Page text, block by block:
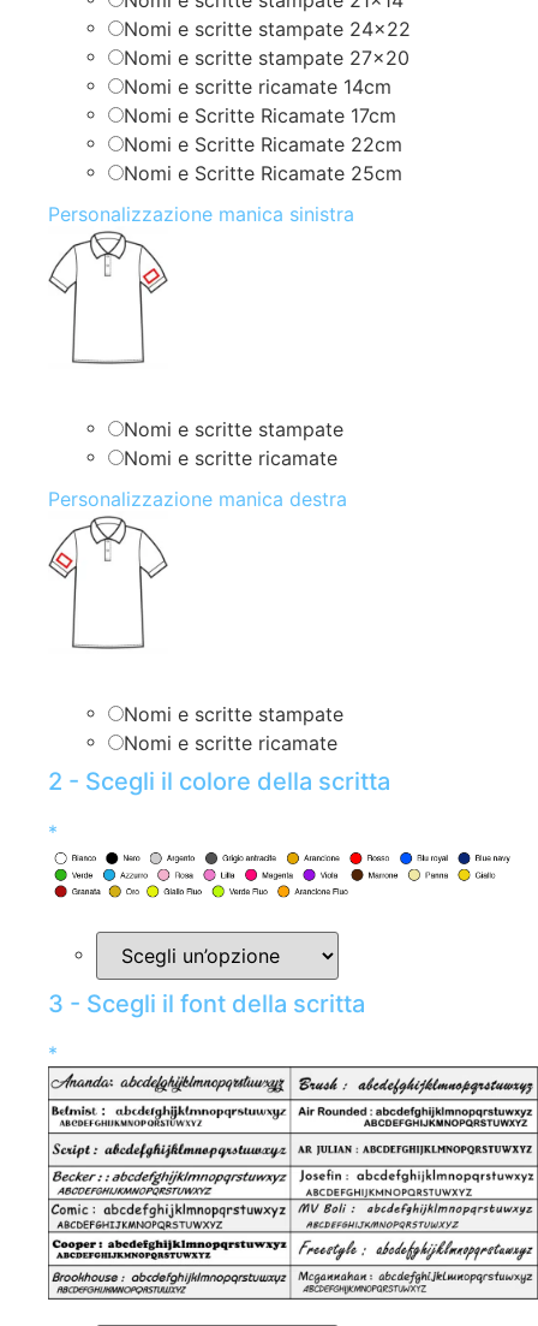
Nomi e scritte stampate 24×22
Nomi e scritte stampate 27×20
Nomi e scritte ricamate 14cm
Nomi e Scritte Ricamate 17cm
Nomi e Scritte Ricamate 22cm
Nomi e Scritte Ricamate 25cm
Personalizzazione manica sinistra
Nomi e scritte stampate
Nomi e scritte ricamate
Personalizzazione manica destra
Nomi e scritte stampate
Nomi e scritte ricamate
2 - Scegli il colore della scritta
*
3 - Scegli il font della scritta
*